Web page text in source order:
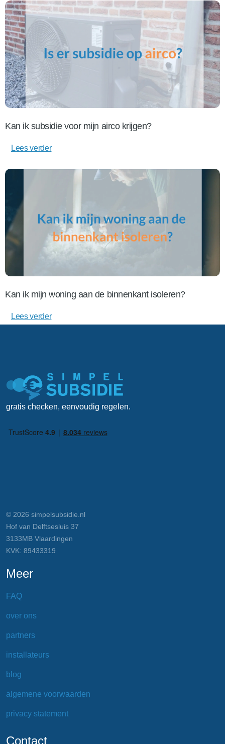
Kan ik subsidie voor mijn airco krijgen?
Lees verder
Kan ik mijn woning aan de binnenkant isoleren?
Lees verder
gratis checken, eenvoudig regelen.
© 2026 simpelsubsidie.nl
Hof van Delftsesluis 37
3133MB Vlaardingen
KVK: 89433319
Meer
FAQ
over ons
partners
installateurs
blog
algemene voorwaarden
privacy statement
Contact